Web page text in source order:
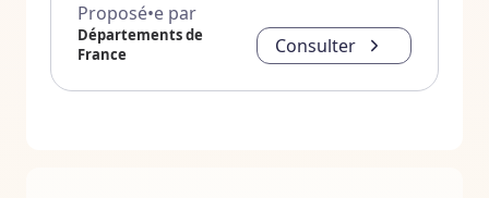
Proposé•e par
Départements de
France
Consulter